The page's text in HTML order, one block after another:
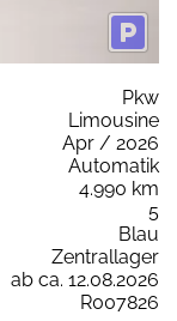
Pkw
Limousine
Apr / 2026
Automatik
4.990 km
5
Blau
Zentrallager
ab ca. 12.08.2026
R007826